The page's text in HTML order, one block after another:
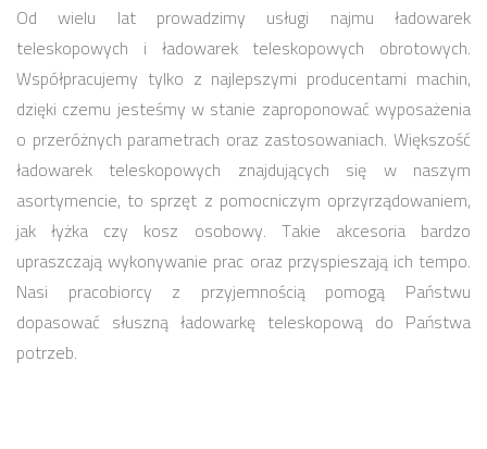
Od wielu lat prowadzimy usługi najmu ładowarek
teleskopowych i ładowarek teleskopowych obrotowych.
Współpracujemy tylko z najlepszymi producentami machin,
dzięki czemu jesteśmy w stanie zaproponować wyposażenia
o przeróżnych parametrach oraz zastosowaniach. Większość
ładowarek teleskopowych znajdujących się w naszym
asortymencie, to sprzęt z pomocniczym oprzyrządowaniem,
jak łyżka czy kosz osobowy. Takie akcesoria bardzo
upraszczają wykonywanie prac oraz przyspieszają ich tempo.
Nasi pracobiorcy z przyjemnością pomogą Państwu
dopasować słuszną ładowarkę teleskopową do Państwa
potrzeb.